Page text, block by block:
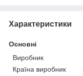
Характеристики
Основні
Виробник
Країна виробник